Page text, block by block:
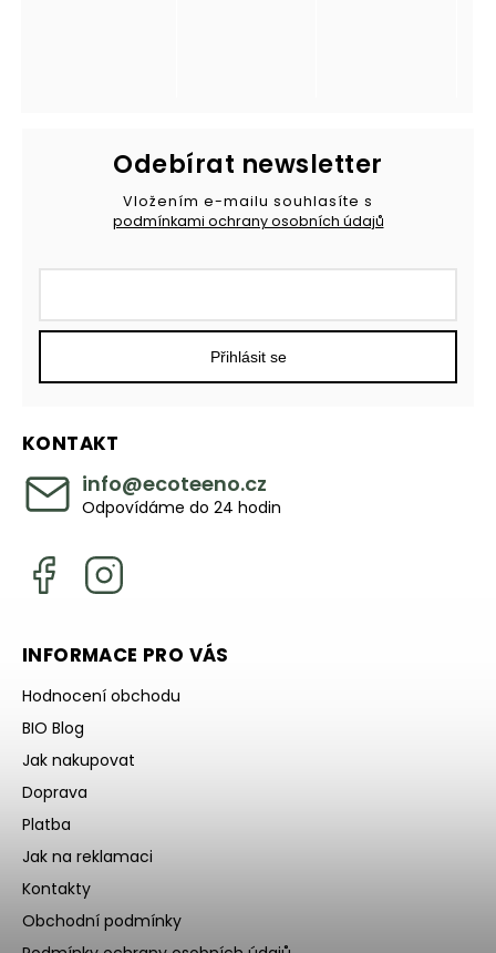
KONTAKT
info@ecoteeno.cz
Odpovídáme do 24 hodin
Odebírat newsletter
Vložením e-mailu souhlasíte s
podmínkami ochrany osobních údajů
Přihlásit se
INFORMACE PRO VÁS
Hodnocení obchodu
BIO Blog
Jak nakupovat
Doprava
Platba
Jak na reklamaci
Kontakty
Obchodní podmínky